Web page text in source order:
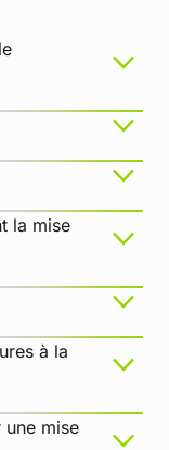
la mise
à la
mise